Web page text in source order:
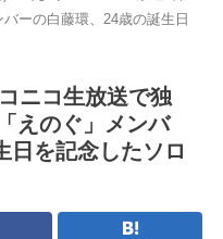
ーの白藤環、24歳の誕生日
ニコ生放送で独
えのぐ」メンバ
日を記念したソロ